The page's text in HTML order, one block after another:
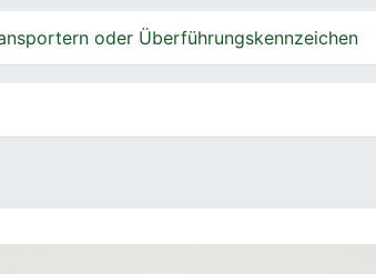
oder Überführungskennzeichen